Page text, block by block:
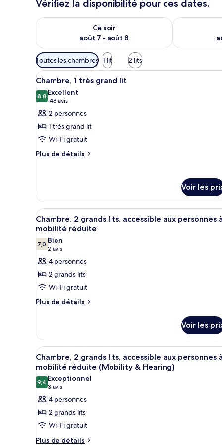
Vérifiez la disponibilité pour ces dates.
Ce soir
août 7 - août 8
Vérifier la disponibilité pour ce soir août 7 - août 8
Vérifier la
Filtres
disponibles
pour
les
chambres
Toutes les chambres 1 lit 2 lits
Afficher
toutes
les
photos
pour
ce
type
de
très
grand
lit
Une chambre d’hôtel avec
11
Chambre, 1 très grand lit
8,88,8 sur 10
Excellent
148 avis
(148 avis)
2 personnes
1 très grand lit
Wi-Fi gratuit
Plus de détails
Plus
type
de
chambre
Chambre,
1
très
grand
lit
Voir les
Afficher
toutes
les
photos
pour
ce
type
de
chambre :
grands
lits,
accessible
aux
personnes
à
mobilité
réduite
Une chambre d’hôtel avec
14
Chambre, 2 grands lits, accessible aux personnes à
mobilité réduite
7,07,0 sur 10
Bien
2 avis
(2 avis)
4 personnes
2 grands lits
Wi-Fi gratuit
Plus de détails
Plus
le
type
de
chambre
2
grands
lits,
accessible
aux
personnes
à
Voir les
Afficher
toutes
les
photos
pour
ce
type
de
chambre :
Une chambre d’hôtel avec
13
Chambre, 2 grands lits, accessible aux personnes à
mobilité réduite (Mobility & Hearing)
9,49,4 sur 10
Exceptionnel
3 avis
(3 avis)
4 personnes
2 grands lits
Wi-Fi gratuit
Plus de détails
Plus